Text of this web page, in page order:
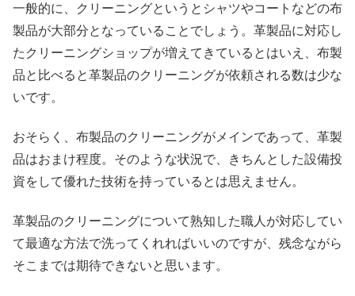
一般的に、クリーニングというとシャツやコートなどの布
製品が大部分となっていることでしょう。革製品に対応し
たクリーニングショップが増えてきているとはいえ、布製
品と比べると革製品のクリーニングが依頼される数は少な
いです。
おそらく、布製品のクリーニングがメインであって、革製
品はおまけ程度。そのような状況で、きちんとした設備投
資をして優れた技術を持っているとは思えません。
革製品のクリーニングについて熟知した職人が対応してい
て最適な方法で洗ってくれればいいのですが、残念ながら
そこまでは期待できないと思います。